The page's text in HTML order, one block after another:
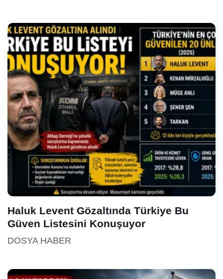
Haluk Levent Gözaltında Türkiye Bu
Güven Listesini Konuşuyor
DOSYA HABER